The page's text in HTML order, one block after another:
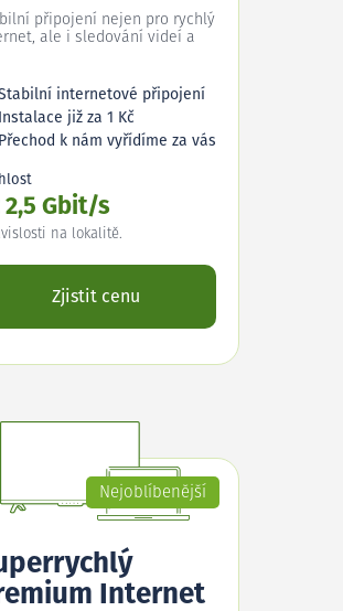
připojení nejen pro rychlý
ale i sledování videí a
internetové připojení
Instalace již za 1 Kč
Přechod k nám vyřídíme za vás
2,5 Gbit/s
na lokalitě.
Zjistit cenu
Nejoblíbenější
Internet